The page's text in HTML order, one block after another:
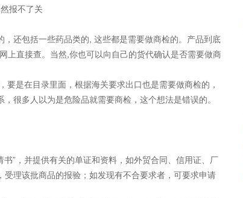
报不了关
还包括一些药品类的, 这些都是需要做商检的。产品到底
上直接查。当然,你也可以向自己的货代确认是否需要做商
是在目录里面，根据海关要求出口也是需要做商检的，
很多人以为是危险品就需要商检，这个想法是错误的。
”，并提供有关的单证和资料，如外贸合同、信用证、厂
理该批商品的报验；如发现有不合要求者，可要求申请